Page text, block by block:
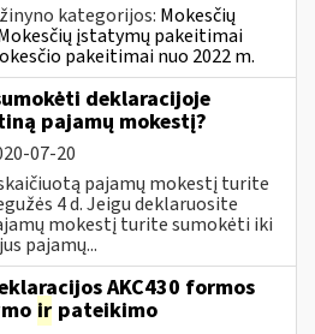
kategorijos: Mokesčių
įstatymų pakeitimai
pakeitimai nuo 2022 m.
deklaracijoje
pajamų mokestį?
07-20
pajamų mokestį turite
4 d. Jeigu deklaruosite
mokestį turite sumokėti iki
pajamų...
AKC430 formos
ir pateikimo